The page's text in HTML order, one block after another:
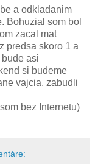
a odkladanim
Bohuzial som bol
zacal mat
predsa skoro 1 a
asi
si budeme
vajcia, zabudli
bez Internetu)